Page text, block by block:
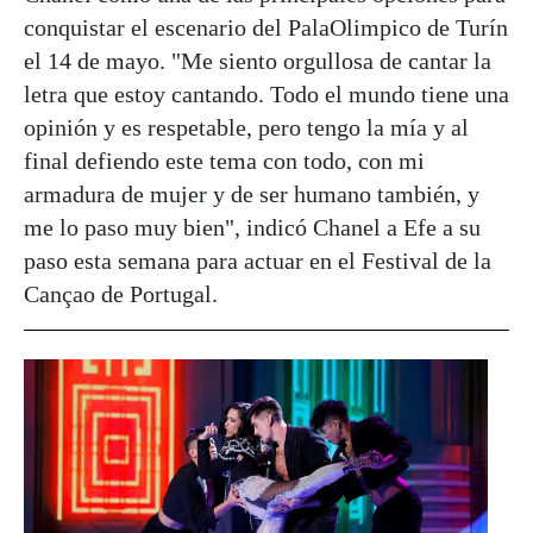
conquistar el escenario del PalaOlimpico de Turín
el 14 de mayo. "Me siento orgullosa de cantar la
letra que estoy cantando. Todo el mundo tiene una
opinión y es respetable, pero tengo la mía y al
final defiendo este tema con todo, con mi
armadura de mujer y de ser humano también, y
me lo paso muy bien", indicó Chanel a Efe a su
paso esta semana para actuar en el Festival de la
Cançao de Portugal.